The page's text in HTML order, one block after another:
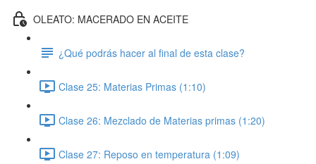
OLEATO: MACERADO EN ACEITE
¿Qué podrás hacer al final de esta clase?
Clase 25: Materias Primas (1:10)
Clase 26: Mezclado de Materias primas (1:20)
Clase 27: Reposo en temperatura (1:09)